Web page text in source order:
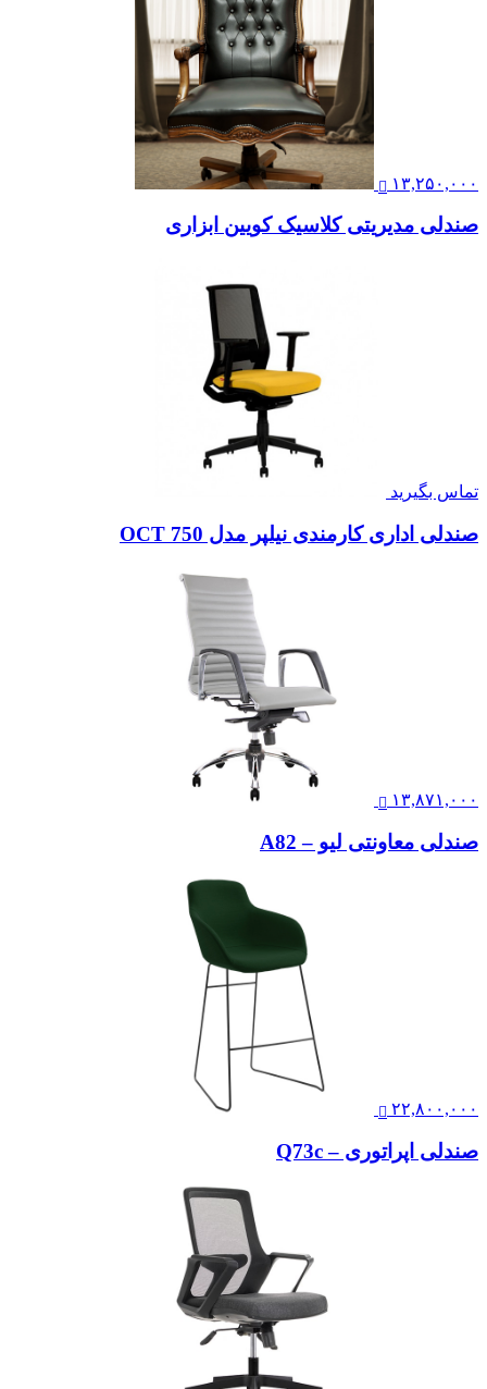
۱۳,۲۵۰,۰۰۰
صندلی مدیریتی کلاسیک کویین ابزاری
تماس بگیرید
صندلی اداری کارمندی نیلپر مدل OCT 750
۱۳,۸۷۱,۰۰۰
صندلی معاونتی لیو – A82
۲۲,۸۰۰,۰۰۰
صندلی اپراتوری – Q73c